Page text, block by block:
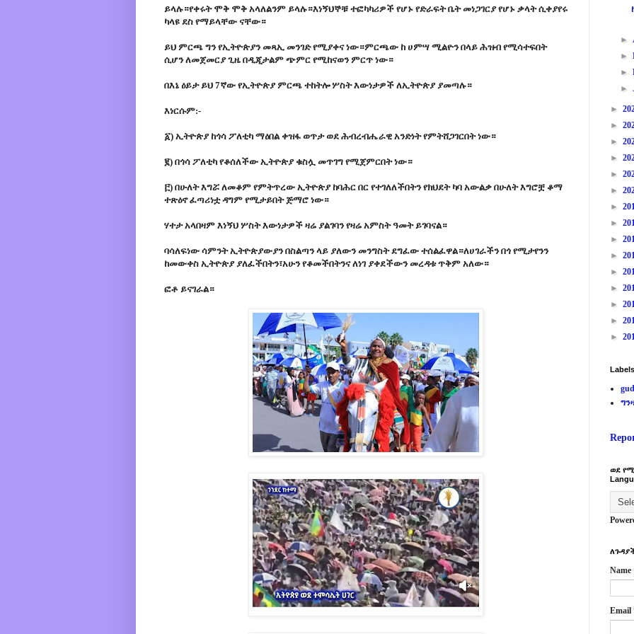
ይላሉ።የቀሩት ሞቅ ሞቅ አላለልንም ይላሉ።እነኝህኞቹ ተፎካካሪዎች የሆኑ የድራፍት ቤት መነጋገርያ የሆኑ ቃላት ሲቀያየሩ
ካላዩ ደስ የማይላቸው ናቸው።
ይህ ምርጫ ግን የኢትዮጵያን መጻኢ መንገድ የሚያቀና ነው።ምርጫው ከ ሀምሣ ሚልዮን በላይ ሕዝብ የሚሳተፍበት
ሲሆን ለመጀመርያ ጊዜ በዲጂታልም ጭምር የሚከናወን ምርጥ ነው።
በእኔ ዕይታ ይህ 7ኛው የኢትዮጵያ ምርጫ ተከትሎ ሦስት እውነታዎች ለኢትዮጵያ ያመጣሉ።
እነርሱም:-
፩) ኢትዮጵያ ከጎሳ ፖለቲካ ማዕበል ቀዝፋ ወጥታ ወደ ሕብረብሔራዊ አንድነት የምትሸጋገርበት ነው።
፪) በጎሳ ፖለቲካ የቆሰለችው ኢትዮጵያ ቁስሏ መጥገግ የሚጀምርበት ነው።
፫) በሁለት እግሯ ለመቆም የምትጥረው ኢትዮጵያ ከባሕር በር የተገለለችበትን የክህደት ካባ አውልቃ በሁለት እግሮቿ ቆማ
ተጽዕኖ ፈጣሪነቷ ዳግም የሚታይበት ጅማሮ ነው።
ሃተታ አላበዛም እነኝህ ሦስት እውነታዎች ዛሬ ያልገባን የዛሬ አምስት ዓመት ይገባናል።
ባሳለፍነው ሳምንት ኢትዮጵያውያን በስልጣን ላይ ያለውን መንግስት ደግፈው ተሰልፈዋል።ለሀገራችን በጎ የሚታየንን
ከመውቀስ ኢትዮጵያ ያለፈችበትን፣አሁን የቆመችበትንና ለነገ ያቀደችውን መረዳቱ ጥቅም አለው።
ፎቶ ይናገራል።
►
►
►
►
►
►
►
►
►
►
►
►
►
►
►
►
►
►
►
Labels
ወደ
Name
Email